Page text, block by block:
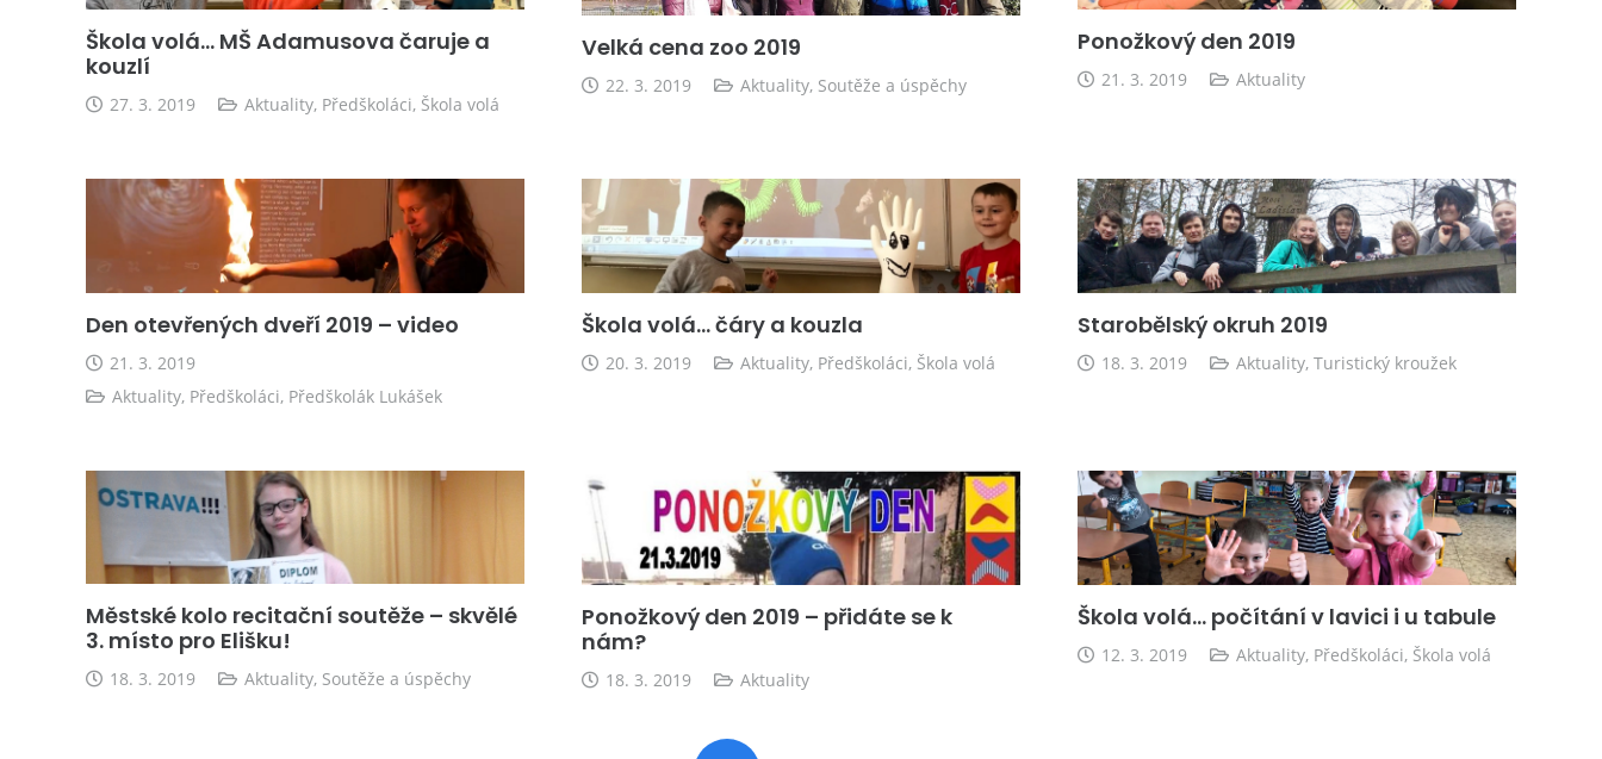
Škola volá… MŠ Adamusova čaruje a
kouzlí
27. 3. 2019 Aktuality, Předškoláci, Škola volá
Velká cena zoo 2019
22. 3. 2019 Aktuality, Soutěže a úspěchy
Ponožkový den 2019
21. 3. 2019 Aktuality
Den otevřených dveří 2019 – video
21. 3. 2019
Aktuality, Předškoláci, Předškolák Lukášek
Škola volá… čáry a kouzla
20. 3. 2019 Aktuality, Předškoláci, Škola volá
Starobělský okruh 2019
18. 3. 2019 Aktuality, Turistický kroužek
Městské kolo recitační soutěže – skvělé
3. místo pro Elišku!
18. 3. 2019 Aktuality, Soutěže a úspěchy
Ponožkový den 2019 – přidáte se k
nám?
18. 3. 2019 Aktuality
Škola volá… počítání v lavici i u tabule
12. 3. 2019 Aktuality, Předškoláci, Škola volá